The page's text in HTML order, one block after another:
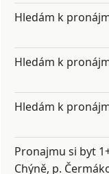
Hledám k
Hledám k
Hledám k
Pronajmu si byt
Chýně, p.